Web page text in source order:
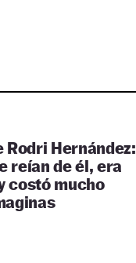
Rodri Hernández:
reían de él, era
costó mucho